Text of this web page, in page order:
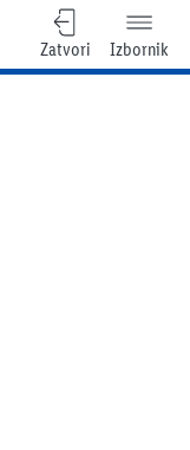
Zatvori Izbornik